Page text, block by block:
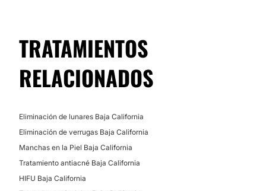
No
No
TRATAMIENTOS
RELACIONADOS
Eliminación de lunares Baja California
Eliminación de verrugas Baja California
Manchas en la Piel Baja California
Tratamiento antiacné Baja California
HIFU Baja California